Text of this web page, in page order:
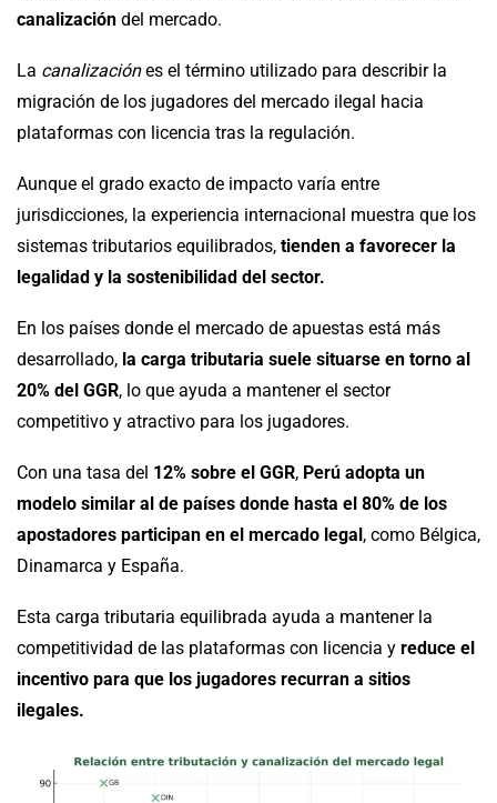
canalización del mercado.
La canalizaciónes el término utilizado para describir la
migración de los jugadores del mercado ilegal hacia
plataformas con licencia tras la regulación.
Aunque el grado exacto de impacto varía entre
jurisdicciones, la experiencia internacional muestra que los
sistemas tributarios equilibrados, tienden a favorecer la
legalidad y la sostenibilidad del sector.
En los países donde el mercado de apuestas está más
desarrollado, la carga tributaria suele situarse en torno al
20% del GGR, lo que ayuda a mantener el sector
competitivo y atractivo para los jugadores.
Con una tasa del 12% sobre el GGR, Perú adopta un
modelo similar al de países donde hasta el 80% de los
apostadores participan en el mercado legal, como Bélgica,
Dinamarca y España.
Esta carga tributaria equilibrada ayuda a mantener la
competitividad de las plataformas con licencia y reduce el
incentivo para que los jugadores recurran a sitios
ilegales.